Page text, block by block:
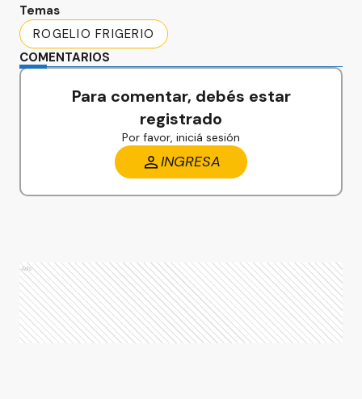
Temas
ROGELIO FRIGERIO
COMENTARIOS
Para comentar, debés estar
registrado
Por favor, iniciá sesión
INGRESA
Ads